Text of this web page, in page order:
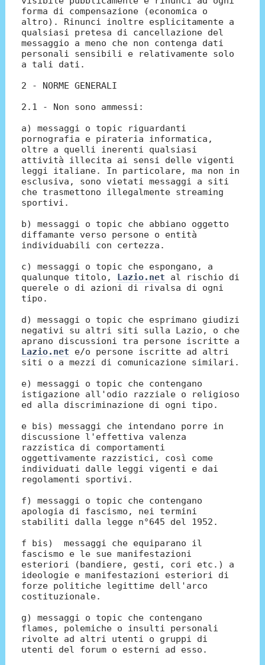
forma di compensazione (economica o
altro). Rinunci inoltre esplicitamente a
qualsiasi pretesa di cancellazione del
messaggio a meno che non contenga dati
personali sensibili e relativamente solo
a tali dati.
2 - NORME GENERALI
2.1 - Non sono ammessi:
a) messaggi o topic riguardanti
pornografia e pirateria informatica,
oltre a quelli inerenti qualsiasi
attività illecita ai sensi delle vigenti
leggi italiane. In particolare, ma non in
esclusiva, sono vietati messaggi a siti
che trasmettono illegalmente streaming
sportivi.
b) messaggi o topic che abbiano oggetto
diffamante verso persone o entità
individuabili con certezza.
c) messaggi o topic che espongano, a
qualunque titolo, Lazio.net al rischio di
querele o di azioni di rivalsa di ogni
tipo.
d) messaggi o topic che esprimano giudizi
negativi su altri siti sulla Lazio, o che
aprano discussioni tra persone iscritte a
Lazio.net e/o persone iscritte ad altri
siti o a mezzi di comunicazione similari.
e) messaggi o topic che contengano
istigazione all'odio razziale o religioso
ed alla discriminazione di ogni tipo.
e bis) messaggi che intendano porre in
discussione l'effettiva valenza
razzistica di comportamenti
oggettivamente razzistici, così come
individuati dalle leggi vigenti e dai
regolamenti sportivi.
f) messaggi o topic che contengano
apologia di fascismo, nei termini
stabiliti dalla legge n°645 del 1952.
f bis) messaggi che equiparano il
fascismo e le sue manifestazioni
esteriori (bandiere, gesti, cori etc.) a
ideologie e manifestazioni esteriori di
forze politiche legittime dell'arco
costituzionale.
g) messaggi o topic che contengano
flames, polemiche o insulti personali
rivolte ad altri utenti o gruppi di
utenti del forum o esterni ad esso.